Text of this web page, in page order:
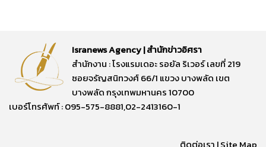
Isranews Agency | สำนักข่าวอิศรา
สำนักงาน : โรงแรมเดอะ รอยัล ริเวอร์ เลขที่ 219
ซอยจรัญสนิทวงศ์ 66/1 แขวง บางพลัด เขต
บางพลัด กรุงเทพมหานคร 10700
เบอร์โทรศัพท์ : 095-575-8881,02-2413160-1
ติดต่อเรา |Site Map